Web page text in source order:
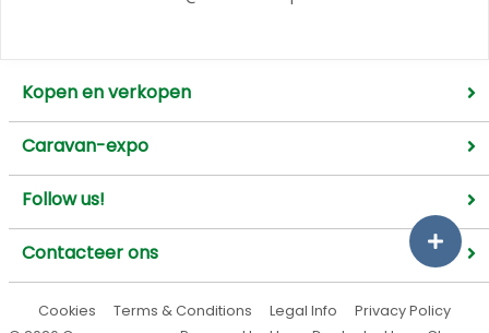
Kopen en verkopen
Caravan-expo
Follow us!
Contacteer ons
Cookies Terms & Conditions Legal Info
Privacy Policy